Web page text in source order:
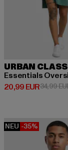
URBAN
Essentials
20,99 EUR
Derzeitiger Preis:
34,99
NEU -35%